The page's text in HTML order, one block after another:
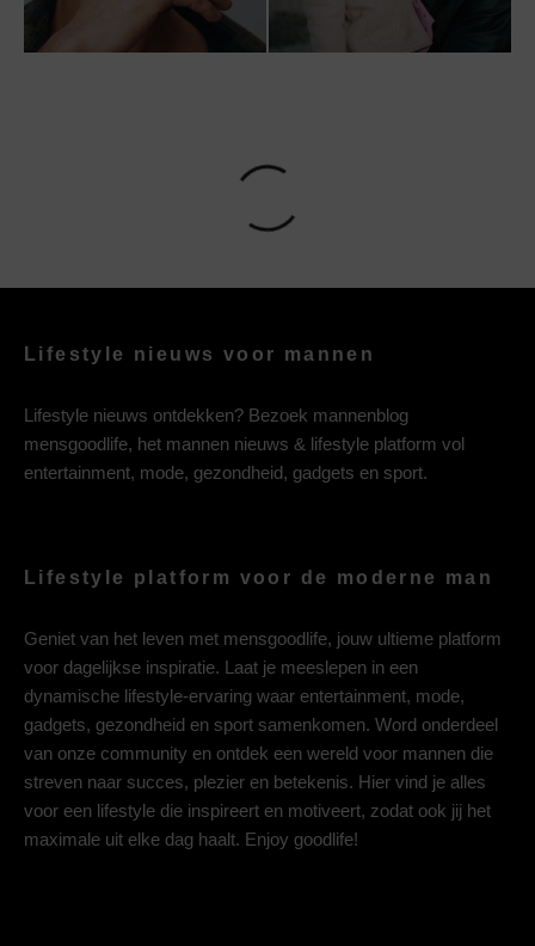
Lifestyle nieuws voor mannen
Lifestyle nieuws ontdekken? Bezoek mannenblog
mensgoodlife, het mannen nieuws & lifestyle platform vol
entertainment, mode, gezondheid, gadgets en sport.
Lifestyle platform voor de moderne man
Geniet van het leven met mensgoodlife, jouw ultieme platform
voor dagelijkse inspiratie. Laat je meeslepen in een
dynamische lifestyle-ervaring waar entertainment, mode,
gadgets, gezondheid en sport samenkomen. Word onderdeel
van onze community en ontdek een wereld voor mannen die
streven naar succes, plezier en betekenis. Hier vind je alles
voor een lifestyle die inspireert en motiveert, zodat ook jij het
maximale uit elke dag haalt. Enjoy goodlife!